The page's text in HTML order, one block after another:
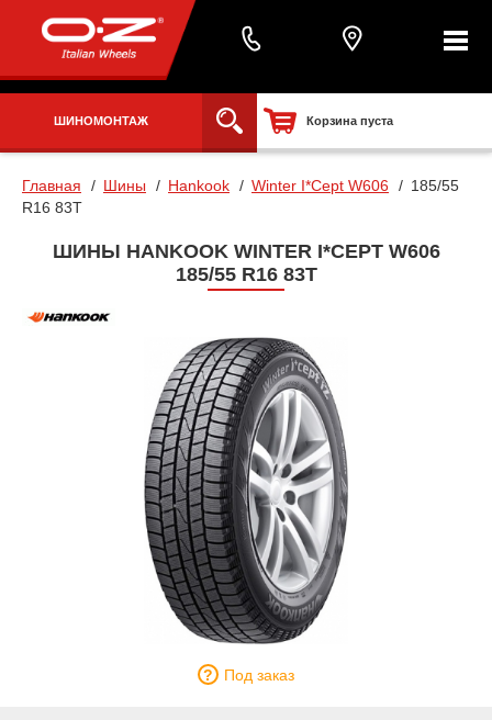
ШИНОМОНТАЖ Корзина пуста
Главная Шины Hankook Winter I*Cept W606
185/55
R16 83T
ШИНЫ HANKOOK WINTER I*CEPT W606
185/55 R16 83T
Под заказ